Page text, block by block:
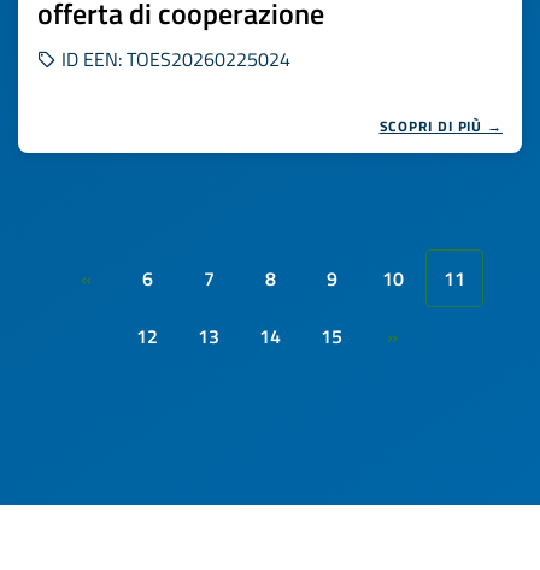
offerta di cooperazione
ID EEN: TOES20260225024
SCOPRI DI PIÙ →
« 6 7 8 9 10
11
12
13 14 15 »